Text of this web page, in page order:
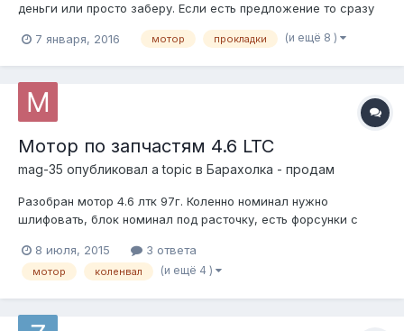
деньги или просто заберу. Если есть предложение то сразу
5.0L 92г Тел 89152836876 Виктор Для тех кому интересно !!
7 января, 2016 мотор прокладки (и ещё 8 )
Мотор по запчастям 4.6 LTC
mag-35 опубликовал a topic в Барахолка - продам
Разобран мотор 4.6 лтк 97г. Коленно номинал нужно
шлифовать, блок номинал под расточку, есть форсунки с
впуск алюминиевый. Цена договорная. 89212329237
89114423829 или mag-35@yandex.ru Максим. Может чего
8 июля, 2015 3 ответа
мотор коленвал (и ещё 4 )